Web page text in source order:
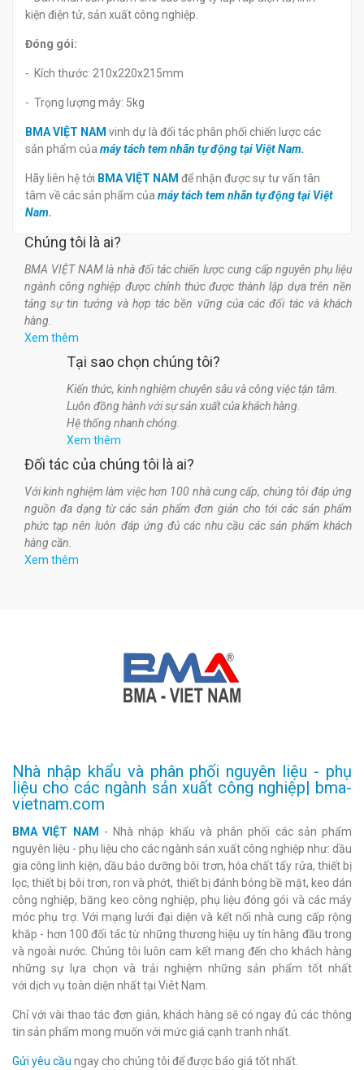
kiện điện tử, sản xuất công nghiệp.
Đóng gói:
- Kích thước: 210x220x215mm
- Trọng lượng máy: 5kg
BMA VIỆT NAM vinh dự là đối tác phân phối chiến lược các
sản phẩm của máy tách tem nhãn tự động tại Việt Nam.
Hãy liên hệ tới BMA VIỆT NAM để nhận được sự tư vấn tân
tâm về các sản phẩm của máy tách tem nhãn tự động tại Việt
Nam.
Chúng tôi là ai?
BMA VIỆT NAM là nhà đối tác chiến lược cung cấp nguyên phụ liệu
ngành công nghiệp được chính thức được thành lập dựa trên nền
tảng sự tin tưởng và hợp tác bền vững của các đối tác và khách
hàng.
Xem thêm
Tại sao chọn chúng tôi?
Kiến thức, kinh nghiệm chuyên sâu và công việc tận tâm.
Luôn đồng hành với sự sản xuất của khách hàng.
Hệ thống nhanh chóng.
Xem thêm
Đối tác của chúng tôi là ai?
Với kinh nghiệm làm việc hơn 100 nhà cung cấp, chúng tôi đáp ứng
nguồn đa dạng từ các sản phẩm đơn giản cho tới các sản phẩm
phức tạp nên luôn đáp ứng đủ các nhu cầu các sản phẩm khách
hàng cần.
Xem thêm
Nhà nhập khẩu và phân phối nguyên liệu - phụ
liệu cho các ngành sản xuất công nghiệp| bma-
vietnam.com
BMA VIỆT NAM
- Nhà nhập khẩu và phân phối các sản phẩm
nguyên liệu - phụ liệu cho các ngành sản xuất công nghiệp như: dầu
gia công linh kiện, dầu bảo dưỡng bôi trơn, hóa chất tẩy rửa, thiết bị
lọc, thiết bị bôi trơn, ron và phớt, thiết bị đánh bóng bề mặt, keo dán
công nghiệp, băng keo công nghiệp, phụ liệu đóng gói và các máy
móc phụ trợ. Với mạng lưới đại diện và kết nối nhà cung cấp rộng
khắp - hơn 100 đối tác từ những thương hiệu uy tín hàng đầu trong
và ngoài nước. Chúng tôi luôn cam kết mang đến cho khách hàng
những sự lựa chọn và trải nghiệm những sản phẩm tốt nhất
với dịch vụ toàn diện nhất tại Viêt Nam.
Chỉ với vài thao tác đơn giản, khách hàng sẽ có ngay đủ các thông
tin sản phẩm mong muốn với mức giá cạnh tranh nhất.
Gửi yêu cầu ngay cho chúng tôi để được báo giá tốt nhất.